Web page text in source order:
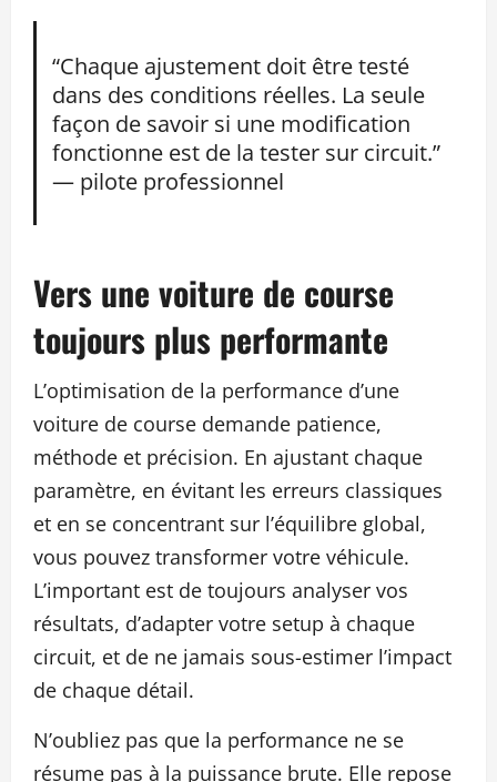
“Chaque ajustement doit être testé
dans des conditions réelles. La seule
façon de savoir si une modification
fonctionne est de la tester sur circuit.”
— pilote professionnel
Vers une voiture de course
toujours plus performante
L’optimisation de la performance d’une
voiture de course demande patience,
méthode et précision. En ajustant chaque
paramètre, en évitant les erreurs classiques
et en se concentrant sur l’équilibre global,
vous pouvez transformer votre véhicule.
L’important est de toujours analyser vos
résultats, d’adapter votre setup à chaque
circuit, et de ne jamais sous-estimer l’impact
de chaque détail.
N’oubliez pas que la performance ne se
résume pas à la puissance brute. Elle repose